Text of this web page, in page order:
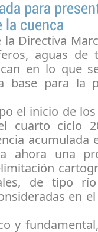
para
la cuenca
Directiva
aguas de
en lo que
base para la
el inicio de
cuarto ciclo
acumulada
ahora una
de tipo
en
y